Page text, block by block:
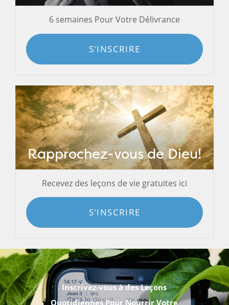
6 semaines Pour Votre Délivrance
S'INSCRIRE
Rapprochez-vous de Dieu!
Recevez des leçons de vie gratuites ici
S'INSCRIRE
Inscrivez-vous à des Leçons
Quotidiennes Pour Nourrir Votre